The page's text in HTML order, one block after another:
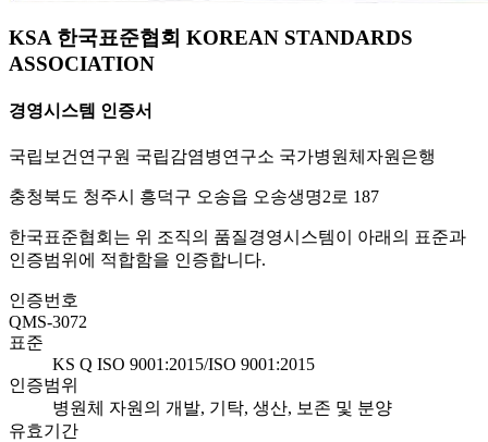
KSA 한국표준협회 KOREAN STANDARDS
ASSOCIATION
경영시스템 인증서
국립보건연구원 국립감염병연구소 국가병원체자원은행
충청북도 청주시 흥덕구 오송읍 오송생명2로 187
한국표준협회는 위 조직의 품질경영시스템이 아래의 표준과
인증범위에 적합함을 인증합니다.
인증번호
QMS-3072
표준
KS Q ISO 9001:2015/ISO 9001:2015
인증범위
병원체 자원의 개발, 기탁, 생산, 보존 및 분양
유효기간